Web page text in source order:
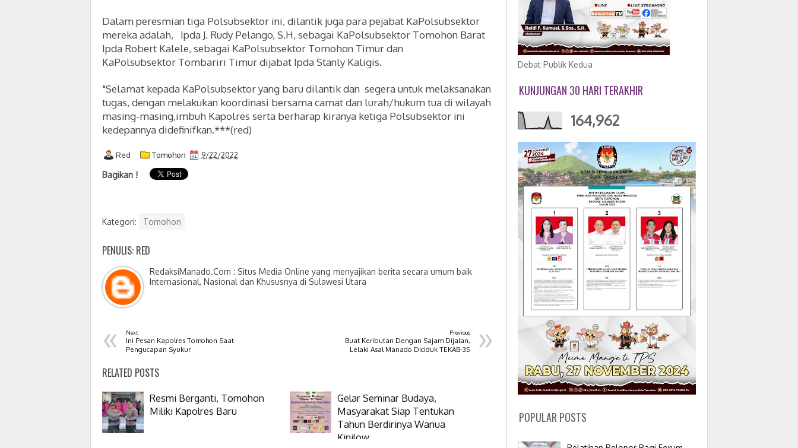
Dalam peresmian tiga Polsubsektor ini, dilantik juga para pejabat KaPolsubsektor
mereka adalah,
Ipda J. Rudy Pelango, S.H, sebagai KaPolsubsektor Tomohon Barat
Ipda Robert Kalele, sebagai KaPolsubsektor Tomohon Timur dan
KaPolsubsektor Tombariri Timur dijabat Ipda Stanly Kaligis.
"Selamat kepada KaPolsubsektor yang baru dilantik dan segera untuk melaksanakan
tugas, dengan melakukan koordinasi bersama camat dan lurah/hukum tua di wilayah
masing-masing,imbuh Kapolres serta berharap kiranya ketiga Polsubsektor ini
kedepannya didefinifkan.***(red)
Red Tomohon 9/22/2022
Bagikan !
Kategori: Tomohon
PENULIS: RED
RedaksiManado.Com : Situs Media Online yang menyajikan berita secara umum baik
Internasional, Nasional dan Khususnya di Sulawesi Utara
« Next
Ini Pesan Kapolres Tomohon Saat
Pengucapan Syukur
»
Previous
Buat Keributan Dengan Sajam Dijalan,
Lelaki Asal Manado Diciduk TEKAB-35
RELATED POSTS
Resmi Berganti, Tomohon
Miliki Kapolres Baru
Gelar Seminar Budaya,
Masyarakat Siap Tentukan
Tahun Berdirinya Wanua
Kinilow
Debat Publik Kedua
KUNJUNGAN 30 HARI TERAKHIR
164,962
POPULAR POSTS